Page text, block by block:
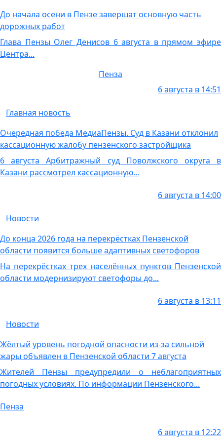
До начала осени в Пензе завершат основную часть
дорожных работ
Глава Пензы Олег Денисов 6 августа в прямом эфире
Центра...
Пенза
6 августа в 14:51
Главная новость
Очередная победа МедиаПензы. Суд в Казани отклонил
кассационную жалобу пензенского застройщика
6 августа Арбитражный суд Поволжского округа в
Казани рассмотрел кассационную...
6 августа в 14:00
Новости
До конца 2026 года на перекрёстках Пензенской
области появится больше адаптивных светофоров
На перекрёстках трех населённых пунктов Пензенской
области модернизируют светофоры до...
6 августа в 13:11
Новости
Жёлтый уровень погодной опасности из-за сильной
жары объявлен в Пензенской области 7 августа
Жителей Пензы предупредили о неблагоприятных
погодных условиях. По информации Пензенского...
Пенза
6 августа в 12:22